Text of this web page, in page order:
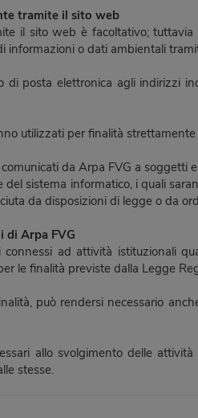
tramite il sito web
il sito web è facoltativo;
informazioni o dati ambientali
di posta elettronica agli indirizzi
utilizzati per finalità
da Arpa FVG a soggetti
del sistema informatico, i quali
da disposizioni di legge o da
di Arpa FVG
ad attività istituzionali
le finalità previste dalla Legge
può rendersi necessario
allo svolgimento delle
stesse.